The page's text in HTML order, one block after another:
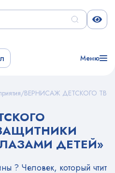
Меню
/ВЕРНИСАЖ ДЕТСКОГО
ДЕТЕЙ»
? Человек, который чтит